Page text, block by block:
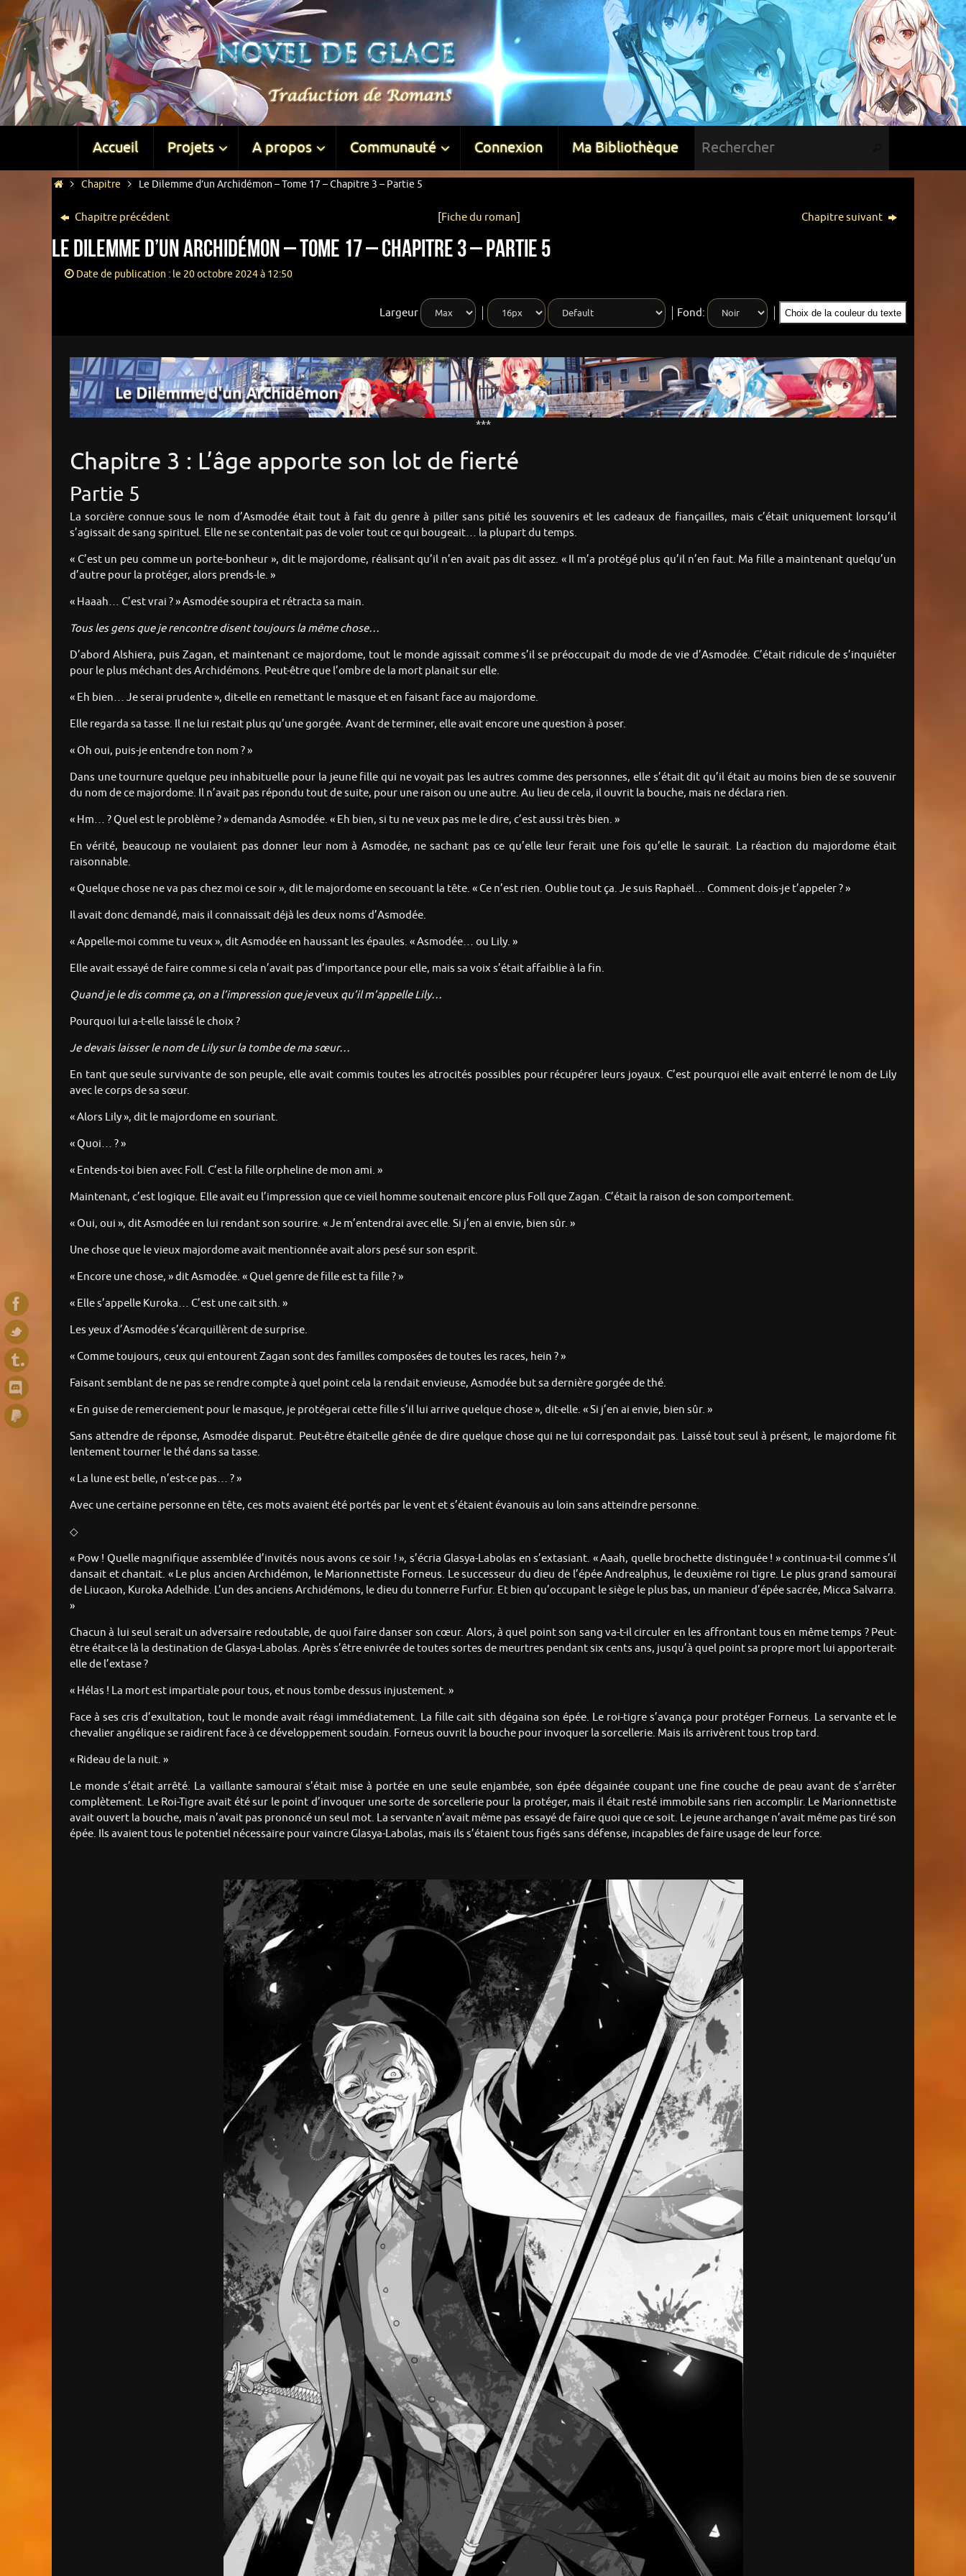
Accueil Projets A propos Communauté Connexion Ma Bibliothèque
Chapitre Le Dilemme d’un Archidémon – Tome 17 – Chapitre 3 – Partie 5
Chapitre précédent [Fiche du roman] Chapitre suivant
Le Dilemme d’un Archidémon – Tome 17 – Chapitre 3 – Partie 5
Date de publication : le 20 octobre 2024 à 12:50
Largeur Fond: Choix de la couleur du texte
***
Chapitre 3 : L’âge apporte son lot de fierté
Partie 5
La sorcière connue sous le nom d’Asmodée était tout à fait du genre à piller sans pitié les souvenirs et les cadeaux de fiançailles, mais c’était uniquement lorsqu’il
s’agissait de sang spirituel. Elle ne se contentait pas de voler tout ce qui bougeait… la plupart du temps.
« C’est un peu comme un porte-bonheur », dit le majordome, réalisant qu’il n’en avait pas dit assez. « Il m’a protégé plus qu’il n’en faut. Ma fille a maintenant quelqu’un
d’autre pour la protéger, alors prends-le. »
« Haaah… C’est vrai ? » Asmodée soupira et rétracta sa main.
Tous les gens que je rencontre disent toujours la même chose…
D’abord Alshiera, puis Zagan, et maintenant ce majordome, tout le monde agissait comme s’il se préoccupait du mode de vie d’Asmodée. C’était ridicule de s’inquiéter
pour le plus méchant des Archidémons. Peut-être que l’ombre de la mort planait sur elle.
« Eh bien… Je serai prudente », dit-elle en remettant le masque et en faisant face au majordome.
Elle regarda sa tasse. Il ne lui restait plus qu’une gorgée. Avant de terminer, elle avait encore une question à poser.
« Oh oui, puis-je entendre ton nom ? »
Dans une tournure quelque peu inhabituelle pour la jeune fille qui ne voyait pas les autres comme des personnes, elle s’était dit qu’il était au moins bien de se souvenir
du nom de ce majordome. Il n’avait pas répondu tout de suite, pour une raison ou une autre. Au lieu de cela, il ouvrit la bouche, mais ne déclara rien.
« Hm… ? Quel est le problème ? » demanda Asmodée. « Eh bien, si tu ne veux pas me le dire, c’est aussi très bien. »
En vérité, beaucoup ne voulaient pas donner leur nom à Asmodée, ne sachant pas ce qu’elle leur ferait une fois qu’elle le saurait. La réaction du majordome était
raisonnable.
« Quelque chose ne va pas chez moi ce soir », dit le majordome en secouant la tête. « Ce n’est rien. Oublie tout ça. Je suis Raphaël… Comment dois-je t’appeler ? »
Il avait donc demandé, mais il connaissait déjà les deux noms d’Asmodée.
« Appelle-moi comme tu veux », dit Asmodée en haussant les épaules. « Asmodée… ou Lily. »
Elle avait essayé de faire comme si cela n’avait pas d’importance pour elle, mais sa voix s’était affaiblie à la fin.
Quand je le dis comme ça, on a l’impression que jeveux qu’il m’appelle Lily…
Pourquoi lui a-t-elle laissé le choix ?
Je devais laisser le nom de Lily sur la tombe de ma sœur…
En tant que seule survivante de son peuple, elle avait commis toutes les atrocités possibles pour récupérer leurs joyaux. C’est pourquoi elle avait enterré le nom de Lily
avec le corps de sa sœur.
« Alors Lily », dit le majordome en souriant.
« Quoi… ? »
« Entends-toi bien avec Foll. C’est la fille orpheline de mon ami. »
Maintenant, c’est logique. Elle avait eu l’impression que ce vieil homme soutenait encore plus Foll que Zagan. C’était la raison de son comportement.
« Oui, oui », dit Asmodée en lui rendant son sourire. « Je m’entendrai avec elle. Si j’en ai envie, bien sûr. »
Une chose que le vieux majordome avait mentionnée avait alors pesé sur son esprit.
« Encore une chose, » dit Asmodée. « Quel genre de fille est ta fille ? »
« Elle s’appelle Kuroka… C’est une cait sith. »
Les yeux d’Asmodée s’écarquillèrent de surprise.
« Comme toujours, ceux qui entourent Zagan sont des familles composées de toutes les races, hein ? »
Faisant semblant de ne pas se rendre compte à quel point cela la rendait envieuse, Asmodée but sa dernière gorgée de thé.
« En guise de remerciement pour le masque, je protégerai cette fille s’il lui arrive quelque chose », dit-elle. « Si j’en ai envie, bien sûr. »
Sans attendre de réponse, Asmodée disparut. Peut-être était-elle gênée de dire quelque chose qui ne lui correspondait pas. Laissé tout seul à présent, le majordome fit
lentement tourner le thé dans sa tasse.
« La lune est belle, n’est-ce pas… ? »
Avec une certaine personne en tête, ces mots avaient été portés par le vent et s’étaient évanouis au loin sans atteindre personne.
◇
« Pow ! Quelle magnifique assemblée d’invités nous avons ce soir ! », s’écria Glasya-Labolas en s’extasiant. « Aaah, quelle brochette distinguée ! » continua-t-il comme s’il
dansait et chantait. « Le plus ancien Archidémon, le Marionnettiste Forneus. Le successeur du dieu de l’épée Andrealphus, le deuxième roi tigre. Le plus grand samouraï
de Liucaon, Kuroka Adelhide. L’un des anciens Archidémons, le dieu du tonnerre Furfur. Et bien qu’occupant le siège le plus bas, un manieur d’épée sacrée, Micca Salvarra.
»
Chacun à lui seul serait un adversaire redoutable, de quoi faire danser son cœur. Alors, à quel point son sang va-t-il circuler en les affrontant tous en même temps ? Peut-
être était-ce là la destination de Glasya-Labolas. Après s’être enivrée de toutes sortes de meurtres pendant six cents ans, jusqu’à quel point sa propre mort lui apporterait-
elle de l’extase ?
« Hélas ! La mort est impartiale pour tous, et nous tombe dessus injustement. »
Face à ses cris d’exultation, tout le monde avait réagi immédiatement. La fille cait sith dégaina son épée. Le roi-tigre s’avança pour protéger Forneus. La servante et le
chevalier angélique se raidirent face à ce développement soudain. Forneus ouvrit la bouche pour invoquer la sorcellerie. Mais ils arrivèrent tous trop tard.
« Rideau de la nuit. »
Le monde s’était arrêté. La vaillante samouraï s’était mise à portée en une seule enjambée, son épée dégainée coupant une fine couche de peau avant de s’arrêter
complètement. Le Roi-Tigre avait été sur le point d’invoquer une sorte de sorcellerie pour la protéger, mais il était resté immobile sans rien accomplir. Le Marionnettiste
avait ouvert la bouche, mais n’avait pas prononcé un seul mot. La servante n’avait même pas essayé de faire quoi que ce soit. Le jeune archange n’avait même pas tiré son
épée. Ils avaient tous le potentiel nécessaire pour vaincre Glasya-Labolas, mais ils s’étaient tous figés sans défense, incapables de faire usage de leur force.